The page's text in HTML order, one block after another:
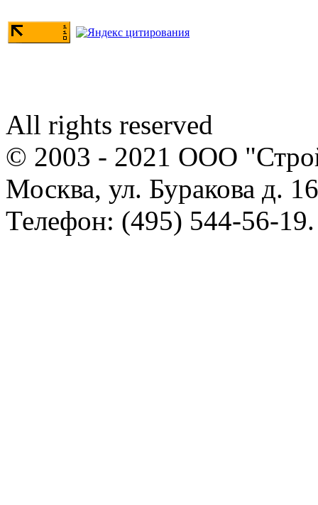
All rights reserved
© 2003 - 2021 ООО
Москва, ул. Буракова д.
Телефон: (495) 544-56-